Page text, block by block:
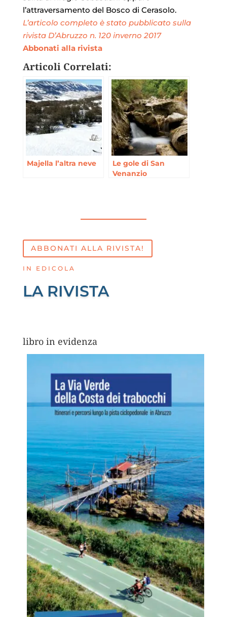
l’attraversamento del Bosco di Cerasolo.
L’articolo completo è stato pubblicato sulla
rivista D’Abruzzo n. 120 inverno 2017
Abbonati alla rivista
Articoli Correlati:
Majella l’altra neve
Le gole di San
Venanzio
ABBONATI ALLA RIVISTA!
IN EDICOLA
LA RIVISTA
libro in evidenza